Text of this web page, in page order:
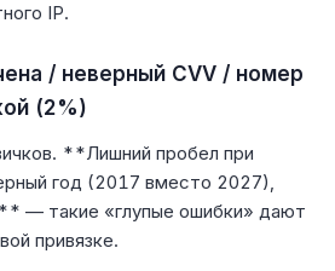
IP.
/ неверный CVV / номер
(2%)
**Лишний пробел при
год (2017 вместо 2027),
— такие «глупые ошибки» дают
привязке.